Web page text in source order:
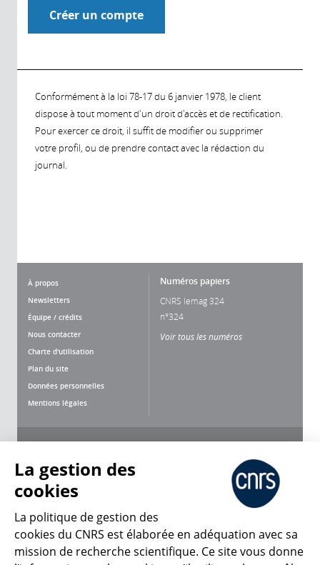
Conformément à la loi 78-17 du 6 janvier 1978, le client
dispose à tout moment d'un droit d'accès et de rectification.
Pour exercer ce droit, il suffit de modifier ou supprimer
votre profil, ou de prendre contact avec la rédaction du
journal.
À propos
Newsletters
Équipe / crédits
Nous contacter
Charte d'utilisation
Plan du site
Données personnelles
Mentions légales
Numéros papiers
CNRS lemag 324
n°324
Voir tous les numéros
CNRS Le Mag
La gestion des
cookies
La politique de gestion des
cookies du CNRS est élaborée en adéquation avec sa
mission de recherche scientifique. Ce site vous donne